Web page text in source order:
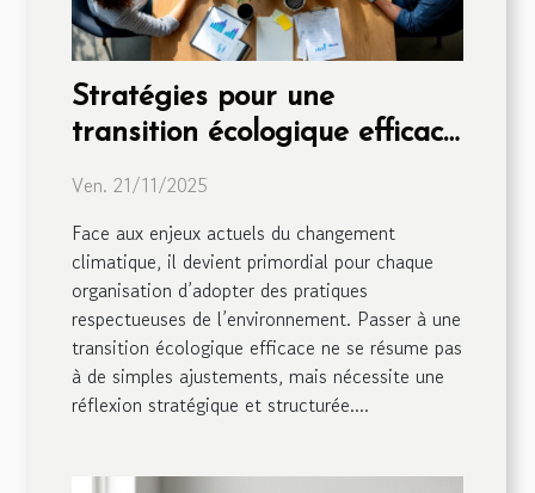
Stratégies pour une
transition écologique efficace
Ven. 21/11/2025
Face aux enjeux actuels du changement
climatique, il devient primordial pour chaque
organisation d’adopter des pratiques
respectueuses de l’environnement. Passer à une
transition écologique efficace ne se résume pas
à de simples ajustements, mais nécessite une
réflexion stratégique et structurée....